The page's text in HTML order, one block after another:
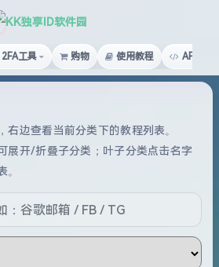
KK独享ID软件园
2FA工具 购物 使用教程 API文档
右边查看当前分类下的教程列表。
展开/折叠子分类；叶子分类点击名字
。